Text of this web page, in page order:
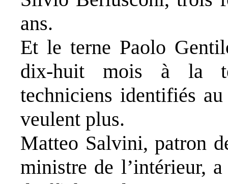
ans.
Et le terne Paolo
dix-huit mois à la
techniciens identifiés
veulent plus.
Matteo Salvini, patron
ministre de l’intérieur,